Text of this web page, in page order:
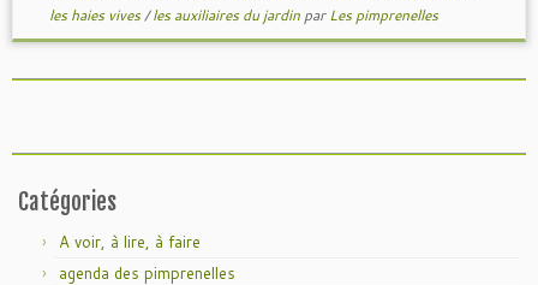
les haies vives/les auxiliaires du jardin parLes pimprenelles
Catégories
A voir, à lire, à faire
agenda des pimprenelles